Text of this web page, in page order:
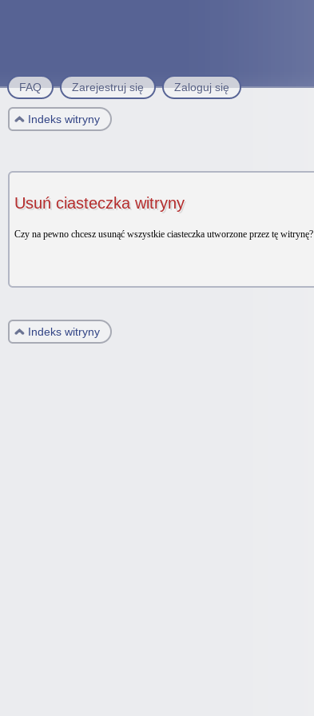
FAQ Zarejestruj się Zaloguj się
Indeks witryny
Usuń ciasteczka witryny
Czy na pewno chcesz usunąć wszystkie ciasteczka utworzone przez tę witrynę?
Indeks witryny